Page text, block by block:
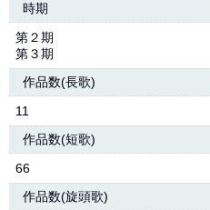
時期
第２期
第３期
作品数(長歌)
11
作品数(短歌)
66
作品数(旋頭歌)